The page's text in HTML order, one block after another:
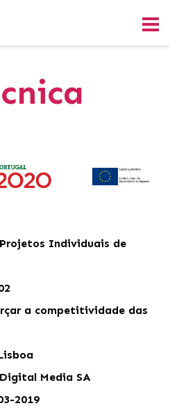
Projetos Individuais de
a competitividade das
Media SA
2019